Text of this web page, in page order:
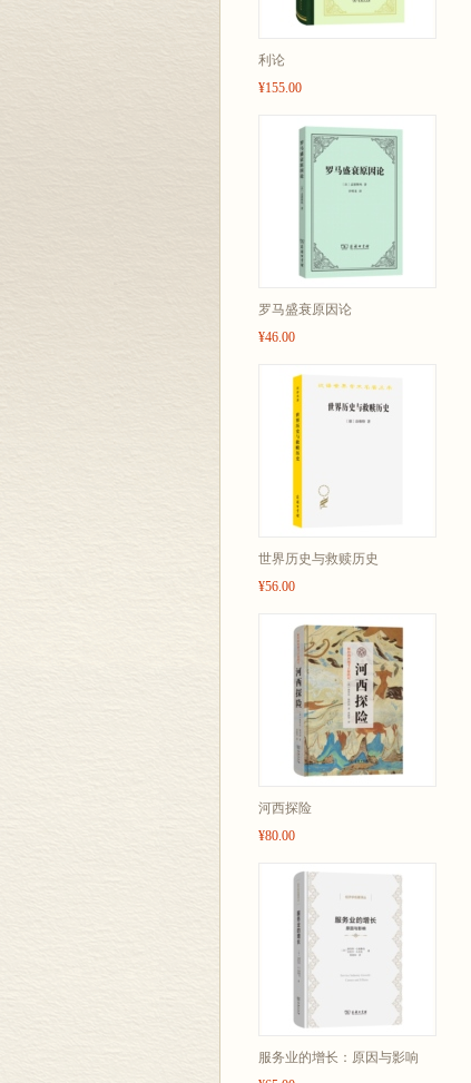
利论
¥155.00
罗马盛衰原因论
¥46.00
世界历史与救赎历史
¥56.00
河西探险
¥80.00
服务业的增长：原因与影响